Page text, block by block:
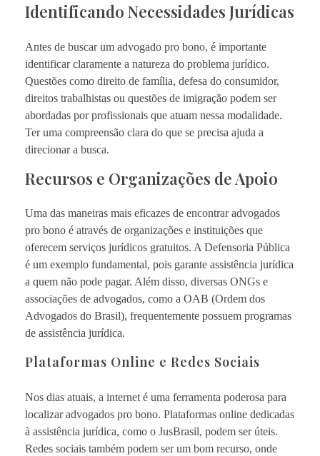
Identificando Necessidades Jurídicas
Antes de buscar um advogado pro bono, é importante
identificar claramente a natureza do problema jurídico.
Questões como direito de família, defesa do consumidor,
direitos trabalhistas ou questões de imigração podem ser
abordadas por profissionais que atuam nessa modalidade.
Ter uma compreensão clara do que se precisa ajuda a
direcionar a busca.
Recursos e Organizações de Apoio
Uma das maneiras mais eficazes de encontrar advogados
pro bono é através de organizações e instituições que
oferecem serviços jurídicos gratuitos. A Defensoria Pública
é um exemplo fundamental, pois garante assistência jurídica
a quem não pode pagar. Além disso, diversas ONGs e
associações de advogados, como a OAB (Ordem dos
Advogados do Brasil), frequentemente possuem programas
de assistência jurídica.
Plataformas Online e Redes Sociais
Nos dias atuais, a internet é uma ferramenta poderosa para
localizar advogados pro bono. Plataformas online dedicadas
à assistência jurídica, como o JusBrasil, podem ser úteis.
Redes sociais também podem ser um bom recurso, onde